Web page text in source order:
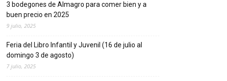
3 bodegones de Almagro para comer bien y a
buen precio en 2025
9 julio, 2025
Feria del Libro Infantil y Juvenil (16 de julio al
domingo 3 de agosto)
7 julio, 2025